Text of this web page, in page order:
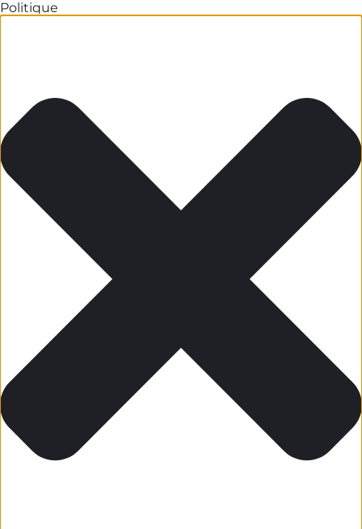
Politique